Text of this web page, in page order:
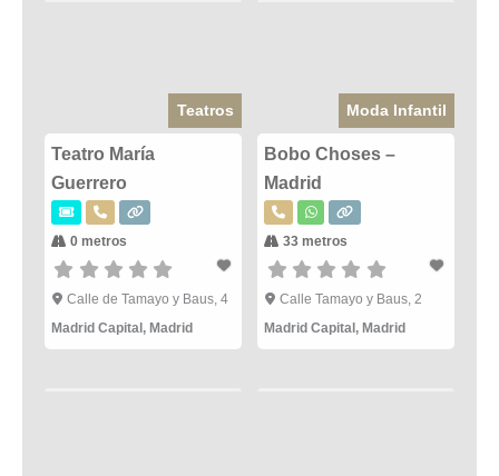
Teatros
Teatro María
Guerrero
0 metros
Calle de Tamayo y Baus, 4
Madrid Capital, Madrid
Moda Infantil
Bobo Choses –
Madrid
33 metros
Calle Tamayo y Baus, 2
Madrid Capital,Madrid